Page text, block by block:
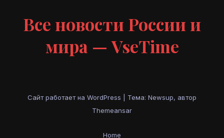
Все новости России и
мира — VseTime
Сайт работает на WordPress
Тема: Newsup, автор
Themeansar
Home